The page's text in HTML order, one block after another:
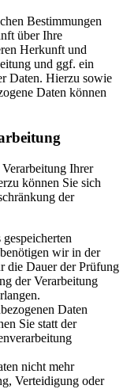
Bestimmungen
über Ihre
Herkunft und
und ggf. ein
Daten. Hierzu sowie
Daten können
Ihrer
können Sie sich
der
wir in der
die Dauer der Prüfung
der Verarbeitung
Daten
Sie statt der
nicht mehr
Verteidigung oder